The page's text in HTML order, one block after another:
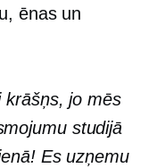
ēnas un
krāšņs, jo mēs
studijā
Es uzņemu